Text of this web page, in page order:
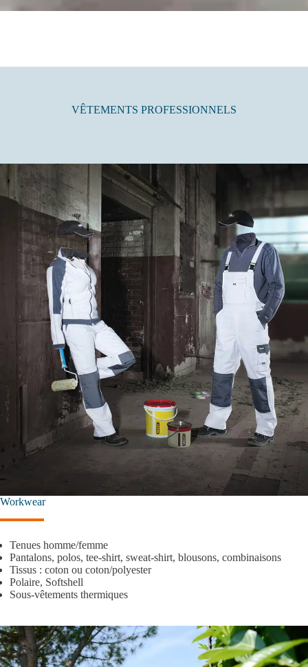
VÊTEMENTS PROFESSIONNELS
Workwear
Tenues homme/femme
Pantalons, polos, tee-shirt, sweat-shirt, blousons, combinaisons
Tissus : coton ou coton/polyester
Polaire, Softshell
Sous-vêtements thermiques